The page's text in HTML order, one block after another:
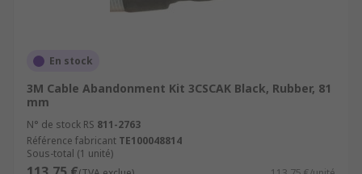
En stock
3M Cable Abandonment Kit 3CSCAK Black, Rubber, 81
mm
N° de stock RS 811-2763
Référence fabricant TE100048814
Sous-total (1 unité)